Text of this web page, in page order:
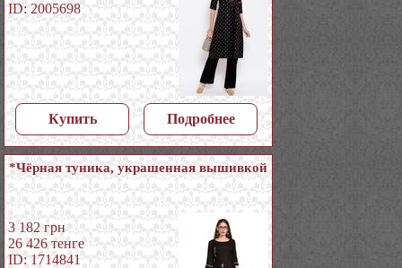
ID: 2005698
Купить Подробнее
*Чёрная туника, украшенная вышивкой
3 182 грн
26 426 тенге
ID: 1714841